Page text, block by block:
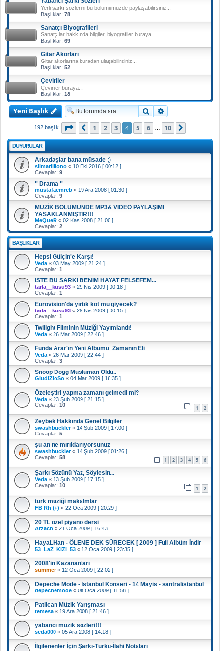
Yerli şarkı sözlerini bu bölümümüzde paylaşabilirsiniz...
Başlıklar: 78
Sanatçı Biyografileri
Sanatçılar hakkında bilgiler, biyografiler buraya...
Başlıklar: 69
Gitar Akorları
Gitar akorlarına buradan ulaşabilirsiniz...
Başlıklar: 52
Çeviriler
Çeviriler buraya...
Başlıklar: 18
Yeni Başlık Ara
192 başlık . sayfa (Toplam10 sayfa)
Önceki
1 2 3 4 5 6 10
DUYURULAR
Arkadaşlar bana müsade ;)
silmarilliono « 10 Eki 2016 [ 00:12 ]
Cevaplar: 9
'' Drama ''
mustafaemreb « 19 Ara 2008 [ 01:30 ]
Cevaplar: 9
MÜZİK BÖLÜMÜNDE MP3& VIDEO PAYLAŞIMI
YASAKLANMIŞTIR!!!
MeQueR « 02 Kas 2008 [ 21:00 ]
Cevaplar: 2
BAŞLIKLAR
Hepsi Gülçin'e Karşı!
Veda « 03 May 2009 [ 21:24 ]
Cevaplar: 1
ISTE BU SARKI BENIM HAYAT FELSEFEM...
tarla__kusu93 « 29 Nis 2009 [ 00:18 ]
Cevaplar: 1
Eurovision'da yırtık kot mu giyecek?
tarla__kusu93 « 29 Nis 2009 [ 00:15 ]
Cevaplar: 1
Twilight Filminin Müziği Yayımlandı!
Veda « 26 Mar 2009 [ 22:46 ]
Funda Arar'ın Yeni Albümü: Zamanın Eli
Veda « 26 Mar 2009 [ 22:44 ]
Cevaplar: 3
Snoop Dogg Müslüman Oldu..
GiudiZioSo « 04 Mar 2009 [ 16:35 ]
Özeleştiri yapma zamanı gelmedi mi?
Veda « 23 Şub 2009 [ 21:15 ]
Cevaplar: 10 1 2
Zeybek Hakkında Genel Bilgiler
swashbuckler« 14 Şub 2009 [ 17:00 ]
Cevaplar: 5
şu an ne mırıldanıyorsunuz
swashbuckler« 14 Şub 2009 [ 01:26 ]
Cevaplar: 58 1 2 3 4 5 6
Şarkı Sözünü Yaz, Söylesin...
Veda « 13 Şub 2009 [ 17:15 ]
Cevaplar: 10 1 2
türk müziği makalmlar
FB Rh (+) « 22 Oca 2009 [ 20:29 ]
20 TL özel piyano dersi
Arzach « 21 Oca 2009 [ 16:43 ]
HayaLHan - ÖLENE DEK SÜRECEK [ 2009 ] Full Albüm İndir
53_LaZ_KiZi_53 « 12 Oca 2009 [ 23:35 ]
2008'in Kazananları
summer« 12 Oca 2009 [ 22:02 ]
Depeche Mode - Istanbul Konseri - 14 Mayis - santralistanbul
depechemode « 08 Oca 2009 [ 11:58 ]
Patlican Müzik Yarışması
temesa « 19 Ara 2008 [ 21:46 ]
yabancı müzik sözleri!!!
seda000 « 05 Ara 2008 [ 14:18 ]
İlgilenenler İçin Şarkı-Türkü-İlahi Notaları